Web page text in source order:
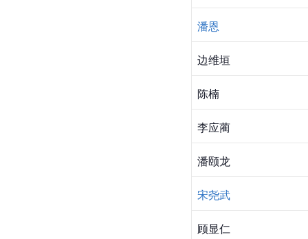
潘恩
边维垣
陈楠
李应蔺
潘颐龙
宋尧武
顾显仁